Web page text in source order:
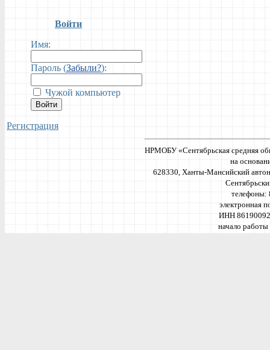
Войти
Имя:
Пароль (Забыли?):
Чужой компьютер
Войти
Регистрация
НРМОБУ «Сентябрьская средняя
на
628330, Ханты-Мансийский
телефоны:
электронная
ИНН
начало работы